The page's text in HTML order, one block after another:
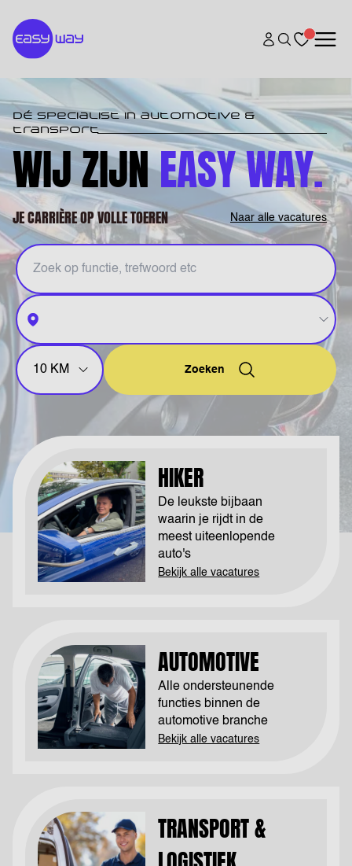
DÉ specialist in automotive &
transport
WIJ ZIJNEASY WAY.
JE CARRIÈRE OP VOLLE TOEREN Naar alle vacatures
Zoeken
HIKER
De leukste bijbaan
waarin je rijdt in de
meest uiteenlopende
auto's
Bekijk alle vacatures
AUTOMOTIVE
Alle ondersteunende
functies binnen de
automotive branche
Bekijk alle vacatures
TRANSPORT &